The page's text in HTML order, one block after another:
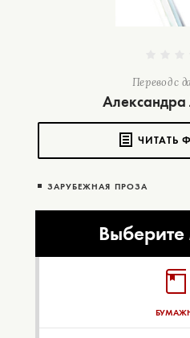
Перевод с
ЧИТАТЬ
ЗАРУБЕЖНАЯ ПРОЗА
Выберите